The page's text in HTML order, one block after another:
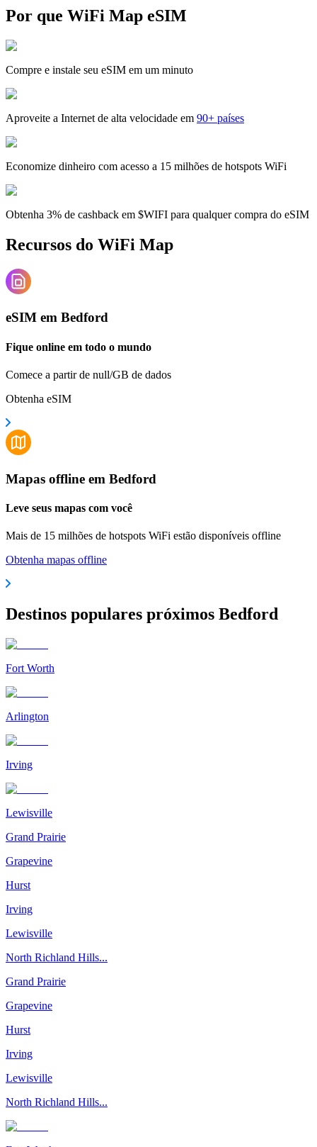
Por que WiFi Map eSIM
Compre e instale seu eSIM em um minuto
Aproveite a Internet de alta velocidade em 90+ países
Economize dinheiro com acesso a 15 milhões de hotspots WiFi
Obtenha 3% de cashback em $WIFI para qualquer compra do eSIM
Recursos do WiFi Map
eSIM em Bedford
Fique online em todo o mundo
Comece a partir de null/GB de dados
Obtenha eSIM
Mapas offline em Bedford
Leve seus mapas com você
Mais de 15 milhões de hotspots WiFi estão disponíveis offline
Obtenha mapas offline
Destinos populares próximos Bedford
Fort Worth
Arlington
Irving
Lewisville
Grand Prairie
Grapevine
Hurst
Irving
Lewisville
North Richland Hills...
Grand Prairie
Grapevine
Hurst
Irving
Lewisville
North Richland Hills...